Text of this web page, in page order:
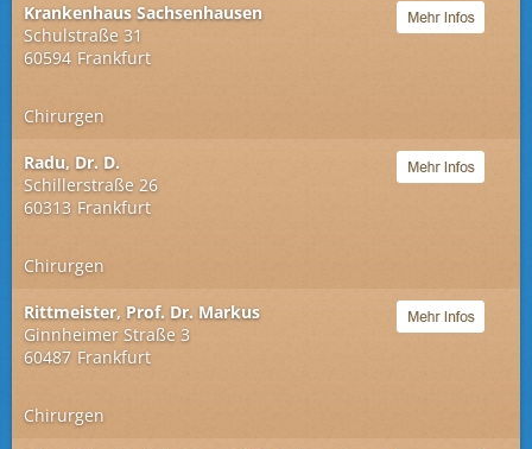
Krankenhaus Sachsenhausen
Schulstraße 31
60594 Frankfurt
Chirurgen
Radu, Dr. D.
Schillerstraße 26
60313 Frankfurt
Chirurgen
Rittmeister, Prof. Dr. Markus
Ginnheimer Straße 3
60487 Frankfurt
Chirurgen